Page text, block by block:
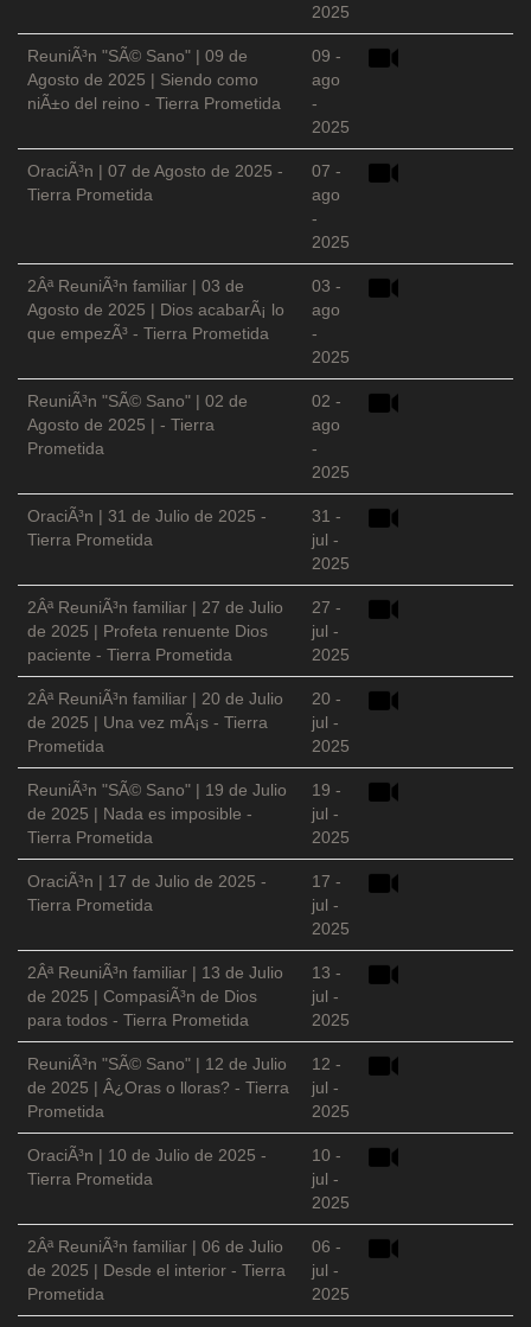
2025
ReuniÃ³n "SÃ© Sano" | 09 de
Agosto de 2025 | Siendo como
niÃ±o del reino - Tierra Prometida
09 -
ago
-
2025
OraciÃ³n | 07 de Agosto de 2025 -
Tierra Prometida
07 -
ago
-
2025
2Âª ReuniÃ³n familiar | 03 de
Agosto de 2025 | Dios acabarÃ¡ lo
que empezÃ³ - Tierra Prometida
03 -
ago
-
2025
ReuniÃ³n "SÃ© Sano" | 02 de
Agosto de 2025 | - Tierra
Prometida
02 -
ago
-
2025
OraciÃ³n | 31 de Julio de 2025 -
Tierra Prometida
31 -
jul -
2025
2Âª ReuniÃ³n familiar | 27 de Julio
de 2025 | Profeta renuente Dios
paciente - Tierra Prometida
27 -
jul -
2025
2Âª ReuniÃ³n familiar | 20 de Julio
de 2025 | Una vez mÃ¡s - Tierra
Prometida
20 -
jul -
2025
ReuniÃ³n "SÃ© Sano" | 19 de Julio
de 2025 | Nada es imposible -
Tierra Prometida
19 -
jul -
2025
OraciÃ³n | 17 de Julio de 2025 -
Tierra Prometida
17 -
jul -
2025
2Âª ReuniÃ³n familiar | 13 de Julio
de 2025 | CompasiÃ³n de Dios
para todos - Tierra Prometida
13 -
jul -
2025
ReuniÃ³n "SÃ© Sano" | 12 de Julio
de 2025 | Â¿Oras o lloras? - Tierra
Prometida
12 -
jul -
2025
OraciÃ³n | 10 de Julio de 2025 -
Tierra Prometida
10 -
jul -
2025
2Âª ReuniÃ³n familiar | 06 de Julio
de 2025 | Desde el interior - Tierra
Prometida
06 -
jul -
2025